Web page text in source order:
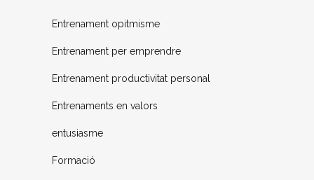
Entrenament opitmisme
Entrenament per emprendre
Entrenament productivitat personal
Entrenaments en valors
entusiasme
Formació